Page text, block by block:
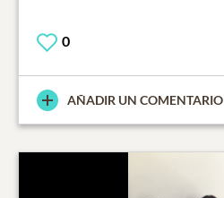
0
AÑADIR UN COMENTARIO